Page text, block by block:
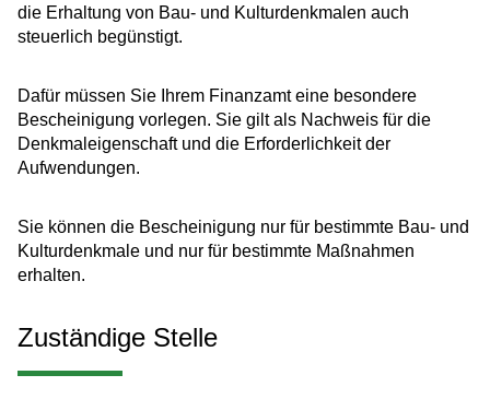
die Erhaltung von Bau- und Kulturdenkmalen auch
steuerlich begünstigt.
Dafür müssen Sie Ihrem Finanzamt eine besondere
Bescheinigung vorlegen. Sie gilt als Nachweis für die
Denkmaleigenschaft und die Erforderlichkeit der
Aufwendungen.
Sie können die Bescheinigung nur für bestimmte Bau- und
Kulturdenkmale und nur für bestimmte Maßnahmen
erhalten.
Zuständige Stelle